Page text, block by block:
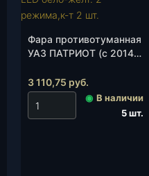
Фара противотуманная
УАЗ ПАТРИОТ (с 2014
режима,к-т 2 шт., к-т.
3 110,75 руб.
◉ В наличии
5 шт.